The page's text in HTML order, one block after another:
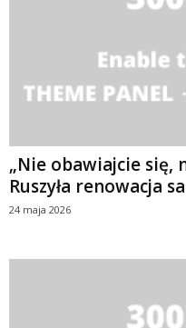
„Nie obawiajcie się,
Ruszyła renowacja
24 maja 2026